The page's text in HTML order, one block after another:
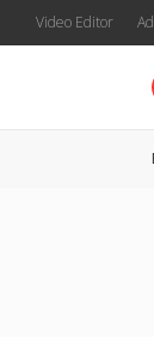
Video Editor